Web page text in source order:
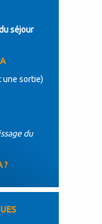
séjour
une sortie)
du
?